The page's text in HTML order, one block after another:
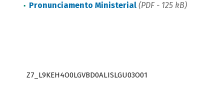
Pronunciamento Ministerial (PDF - 125 kB)
Z7_L9KEH4O0LGVBD0ALISLGU03O01